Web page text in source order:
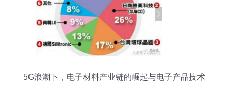
5G浪潮下，电子材料产业链的崛起与电子产品技术